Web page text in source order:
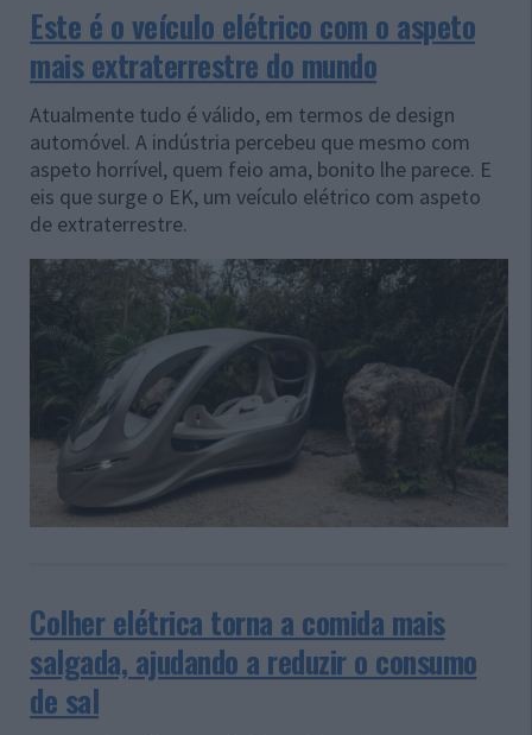
Este é o veículo elétrico com o aspeto
mais extraterrestre do mundo
Atualmente tudo é válido, em termos de design
automóvel. A indústria percebeu que mesmo com
aspeto horrível, quem feio ama, bonito lhe parece. E
eis que surge o EK, um veículo elétrico com aspeto
de extraterrestre.
Colher elétrica torna a comida mais
salgada, ajudando a reduzir o consumo
de sal